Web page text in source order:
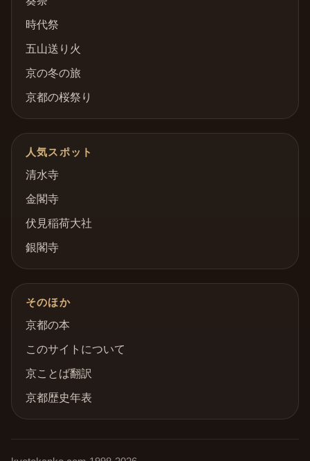
時代祭
五山送り火
京の冬の旅
京都の桜祭り
人気スポット
清水寺
金閣寺
伏見稲荷大社
銀閣寺
そのほか
京都の本
このサイトについて
京ことば翻訳
京都歴史年表